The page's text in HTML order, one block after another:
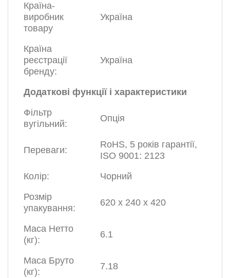
Країна-
виробник
товару
Україна
Країна
реєстрації
бренду:
Україна
Додаткові функції і характеристики
Фільтр
вугільний:
Опція
Переваги:
RoHS, 5 років гарантії,
ISO 9001: 2123
Колір:
Чорний
Розмір
упакування:
620 х 240 х 420
Маса Нетто
(кг):
6.1
Маса Бруто
(кг):
7.18